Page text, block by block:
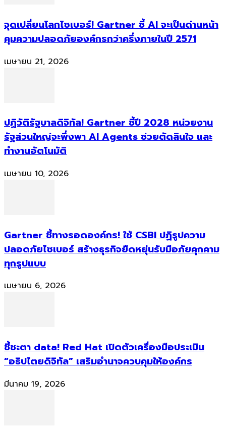
จุดเปลี่ยนโลกไซเบอร์! Gartner ชี้ AI จะเป็นด่านหน้า
คุมความปลอดภัยองค์กรกว่าครึ่งภายในปี 2571
เมษายน 21, 2026
ปฏิวัติรัฐบาลดิจิทัล! Gartner ชี้ปี 2028 หน่วยงาน
รัฐส่วนใหญ่จะพึ่งพา AI Agents ช่วยตัดสินใจ และ
ทำงานอัตโนมัติ
เมษายน 10, 2026
Gartner ชี้ทางรอดองค์กร! ใช้ CSBI ปฏิรูปความ
ปลอดภัยไซเบอร์ สร้างธุรกิจยืดหยุ่นรับมือภัยคุกคาม
ทุกรูปแบบ
เมษายน 6, 2026
ชี้ชะตา data! Red Hat เปิดตัวเครื่องมือประเมิน
“อธิปไตยดิจิทัล” เสริมอำนาจควบคุมให้องค์กร
มีนาคม 19, 2026